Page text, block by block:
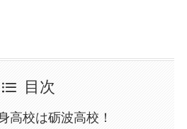
目次
高校は砺波高校！